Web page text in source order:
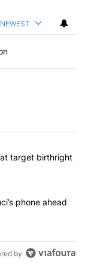
NEWEST
articles in the last
orders that
target birthright
obtains Fauci’s
phone ahead
by